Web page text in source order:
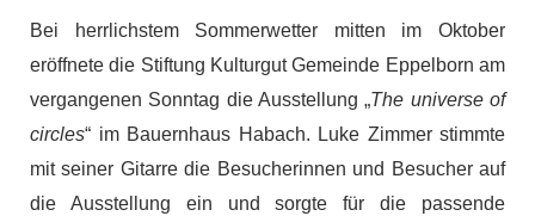
Bei herrlichstem Sommerwetter mitten im Oktober
eröffnete die Stiftung Kulturgut Gemeinde Eppelborn am
vergangenen Sonntag die Ausstellung „The universe of
circles“ im Bauernhaus Habach. Luke Zimmer stimmte
mit seiner Gitarre die Besucherinnen und Besucher auf
die Ausstellung ein und sorgte für die passende